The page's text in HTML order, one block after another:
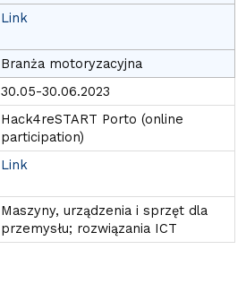
Link
Branża motoryzacyjna
30.05-30.06.2023
Hack4reSTART Porto (online
participation)
Link
Maszyny, urządzenia i sprzęt dla
przemysłu; rozwiązania ICT